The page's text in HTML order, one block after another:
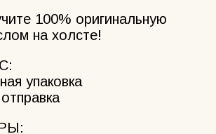
100% оригинальную
на холсте!
упаковка